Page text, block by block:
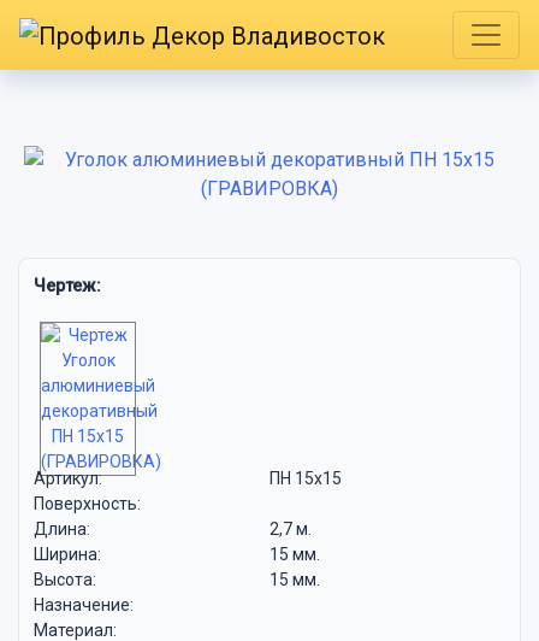
Чертеж:
Артикул:
ПН 15х15
Поверхность:
Длина:
2,7 м.
Ширина:
15 мм.
Высота:
15 мм.
Назначение:
Материал: